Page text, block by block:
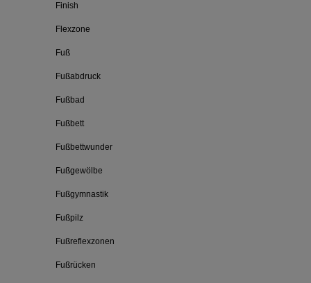
Finish
Flexzone
Fuß
Fußabdruck
Fußbad
Fußbett
Fußbettwunder
Fußgewölbe
Fußgymnastik
Fußpilz
Fußreflexzonen
Fußrücken